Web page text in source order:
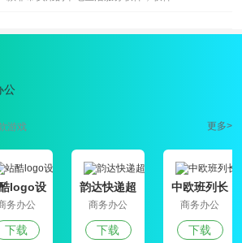
公
游戏 更多>
logo设
计
务办公
下载
韵达快递超
市
商务办公
下载
中欧班列长
安号
商务办公
下载